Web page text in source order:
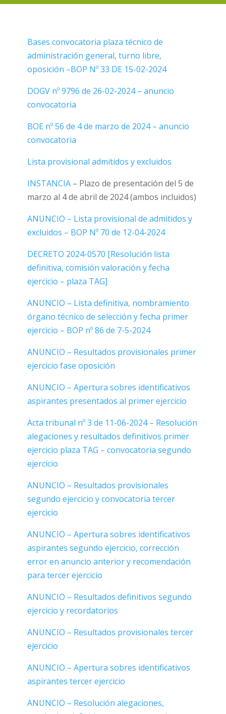
Bases convocatoria plaza técnico de
administración general, turno libre,
oposición –BOP Nº 33 DE 15-02-2024
DOGV nº 9796 de 26-02-2024 – anuncio
convocatoria
BOE nº 56 de 4 de marzo de 2024 – anuncio
convocatoria
Lista provisional admitidos y excluidos
INSTANCIA – Plazo de presentación del 5 de
marzo al 4 de abril de 2024 (ambos incluidos)
ANUNCIO – Lista provisional de admitidos y
excluidos – BOP Nº 70 de 12-04-2024
DECRETO 2024-0570 [Resolución lista
definitiva, comisión valoración y fecha
ejercicio – plaza TAG]
ANUNCIO – Lista definitiva, nombramiento
órgano técnico de selección y fecha primer
ejercicio – BOP nº 86 de 7-5-2024
ANUNCIO – Resultados provisionales primer
ejercicio fase oposición
ANUNCIO – Apertura sobres identificativos
aspirantes presentados al primer ejercicio
Acta tribunal nº 3 de 11-06-2024 – Resolución
alegaciones y resultados definitivos primer
ejercicio plaza TAG – convocatoria segundo
ejercicio
ANUNCIO – Resultados provisionales
segundo ejercicio y convocatoria tercer
ejercicio
ANUNCIO – Apertura sobres identificativos
aspirantes segundo ejercicio, corrección
error en anuncio anterior y recomendación
para tercer ejercicio
ANUNCIO – Resultados definitivos segundo
ejercicio y recordatorios
ANUNCIO – Resultados provisionales tercer
ejercicio
ANUNCIO – Apertura sobres identificativos
aspirantes tercer ejercicio
ANUNCIO – Resolución alegaciones,